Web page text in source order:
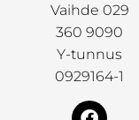
Vaihde 029
360 9090
Y-tunnus
0929164-1